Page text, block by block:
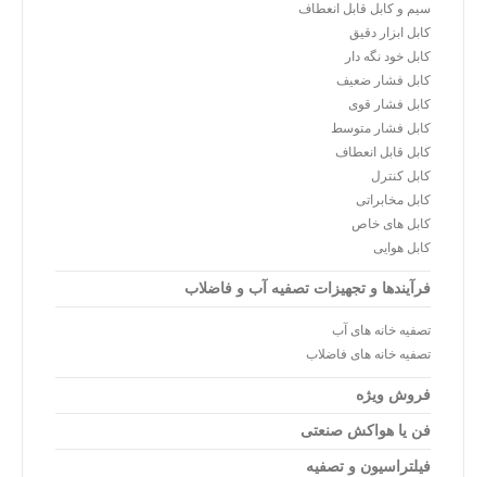
سیم و کابل قابل انعطاف
کابل ابزار دقیق
کابل خود نگه دار
کابل فشار ضعیف
کابل فشار قوی
کابل فشار متوسط
کابل قابل انعطاف
کابل کنترل
کابل مخابراتی
کابل های خاص
کابل هوایی
فرآیندها و تجهیزات تصفیه آب و فاضلاب
تصفیه خانه های آب
تصفیه خانه های فاضلاب
فروش ویژه
فن یا هواکش صنعتی
فیلتراسیون و تصفیه